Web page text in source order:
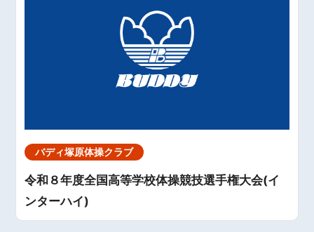
バディ塚原体操クラブ
令和８年度全国高等学校体操競技選手権大会(イ
ンターハイ)